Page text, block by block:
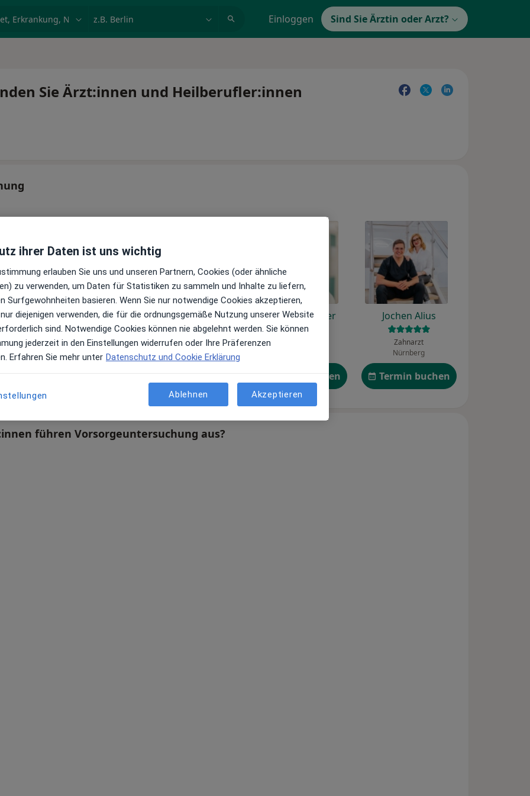
Einloggen Sind Sie Ärztin oder Arzt?
Sie Ärzt:innen und Heilberufler:innen
Benjamin Lott
Allgemeinmediziner
Berlin
Susanne Witt
Frauenarzt (Gynäkologe)
Münster
Philipp Schriefer
Termin buchen
Jochen Alius
Zahnarzt
Nürnberg
Termin buchen
führen Vorsorgeuntersuchung aus?
ihrer Daten ist uns wichtig
erlauben Sie uns und unseren Partnern, Cookies (oder ähnliche
zu verwenden, um Daten für Statistiken zu sammeln und Inhalte zu liefern,
Surfgewohnheiten basieren. Wenn Sie nur notwendige Cookies akzeptieren,
diejenigen verwenden, die für die ordnungsgemäße Nutzung unserer Website
sind. Notwendige Cookies können nie abgelehnt werden. Sie können
jederzeit in den Einstellungen widerrufen oder Ihre Präferenzen
Erfahren Sie mehr unter Datenschutz und Cookie Erklärung
Ablehnen Akzeptieren